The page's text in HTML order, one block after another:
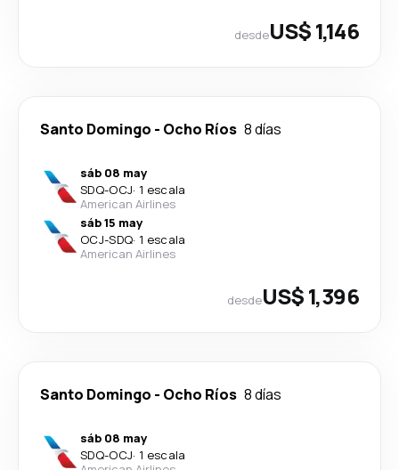
desdeUS$ 1,146
Santo Domingo - Ocho Ríos 8 días
sáb 08 may
SDQ-OCJ· 1 escala
American Airlines
sáb 15 may
OCJ-SDQ· 1 escala
American Airlines
desdeUS$ 1,396
Santo Domingo - Ocho Ríos 8 días
sáb 08 may
SDQ-OCJ· 1 escala